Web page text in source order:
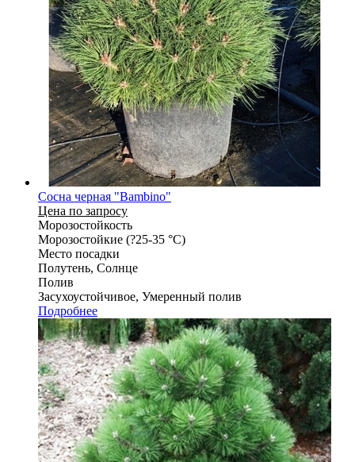
Сосна черная "Bambino"
Цена по запросу
Морозостойкость
Морозостойкие (?25-35 °С)
Место посадки
Полутень, Солнце
Полив
Засухоустойчивое, Умеренный полив
Подробнее